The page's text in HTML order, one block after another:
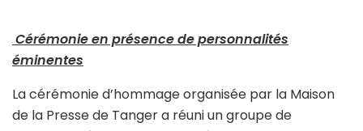
Cérémonie en présence de personnalités
éminentes
La cérémonie d’hommage organisée par la Maison
de la Presse de Tanger a réuni un groupe de